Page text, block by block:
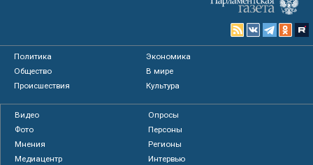
Политика
Экономика
Общество
В мире
Происшествия
Культура
Видео
Опросы
Фото
Персоны
Мнения
Регионы
Медиацентр
Интервью